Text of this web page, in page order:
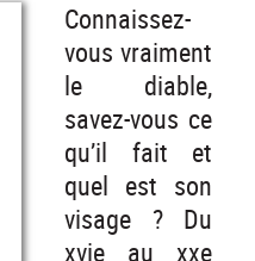
Connaissez-
vous vraiment
le diable,
savez-vous ce
qu’il fait et
quel est son
visage ? Du
xvie au xxe